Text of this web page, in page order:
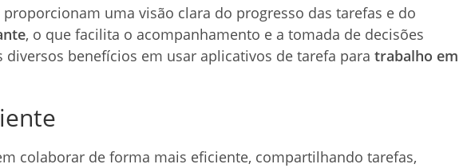
uma visão clara do progresso das tarefas e do
, o que facilita o acompanhamento e a tomada de decisões
diversos benefícios em usar aplicativos de tarefa para trabalho em
colaborar de forma mais eficiente, compartilhando tarefas,